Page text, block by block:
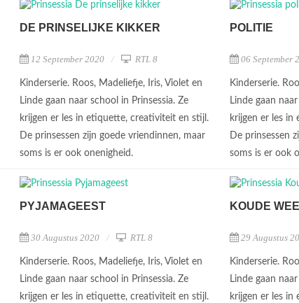
DE PRINSELIJKE KIKKER
12 September 2020 RTL 8
Kinderserie. Roos, Madeliefje, Iris, Violet en
Linde gaan naar school in Prinsessia. Ze
krijgen er les in etiquette, creativiteit en stijl.
De prinsessen zijn goede vriendinnen, maar
soms is er ook onenigheid.
POLITIE
06 September
Kinderserie.
Linde gaan
krijgen er les
De prinsessen
soms is er ook
PYJAMAGEEST
30 Augustus 2020 RTL 8
Kinderserie. Roos, Madeliefje, Iris, Violet en
Linde gaan naar school in Prinsessia. Ze
krijgen er les in etiquette, creativiteit en stijl.
KOUDE
29 Augustus
Kinderserie.
Linde gaan
krijgen er les